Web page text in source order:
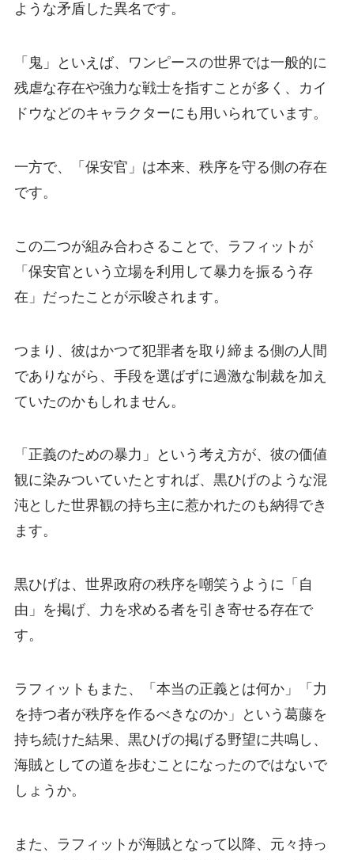
ような矛盾した異名です。
「鬼」といえば、ワンピースの世界では一般的に
残虐な存在や強力な戦士を指すことが多く、カイ
ドウなどのキャラクターにも用いられています。
一方で、「保安官」は本来、秩序を守る側の存在
です。
この二つが組み合わさることで、ラフィットが
「保安官という立場を利用して暴力を振るう存
在」だったことが示唆されます。
つまり、彼はかつて犯罪者を取り締まる側の人間
でありながら、手段を選ばずに過激な制裁を加え
ていたのかもしれません。
「正義のための暴力」という考え方が、彼の価値
観に染みついていたとすれば、黒ひげのような混
沌とした世界観の持ち主に惹かれたのも納得でき
ます。
黒ひげは、世界政府の秩序を嘲笑うように「自
由」を掲げ、力を求める者を引き寄せる存在で
す。
ラフィットもまた、「本当の正義とは何か」「力
を持つ者が秩序を作るべきなのか」という葛藤を
持ち続けた結果、黒ひげの掲げる野望に共鳴し、
海賊としての道を歩むことになったのではないで
しょうか。
また、ラフィットが海賊となって以降、元々持っ